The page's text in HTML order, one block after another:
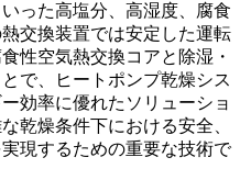
った高塩分、高湿度、腐食
交換装置では安定した運転
性空気熱交換コアと除湿・
で、ヒートポンプ乾燥シス
効率に優れたソリューショ
乾燥条件下における安全、
現するための重要な技術で